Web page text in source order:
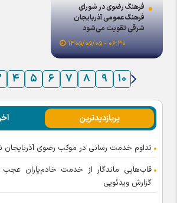
فرهنگ رضوی در شورای
فرهنگ عمومی آذربایجان
شرقی تقویت می‌شود
۰۶:۳۰ - ۱۴۰۵/۰۵/۰۵
۴ ۵ ۶ ۷ ۸ ۹ ۱۰
پربازدیدترین
تداوم خدمت رسانی در موکب رضوی آذربایجان
قاب‌هایی ماندگار از خدمت خادم‌یاران عجب
گزارش ویدئویی